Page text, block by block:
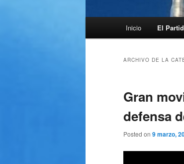
Inicio El
ARCHIVO DE LA
Gran
defensa
Posted on 9 marzo,